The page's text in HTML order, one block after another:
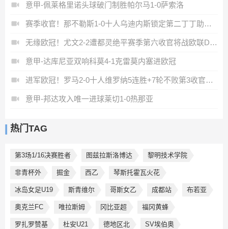
意甲-佩莱格里诺头球破门制胜帕尔马1-0萨索洛
赛季收官！那不勒斯1-0十人乌迪内斯锁定第二丁丁助攻霍伊伦制胜
无缘欧冠！尤文2-2遭都灵绝平赛季第六收官将战欧联DV9双响
意甲-达库尼亚双响科莫4-1克雷莫内塞进欧冠
进军欧冠！罗马2-0十人维罗纳5连胜+7轮不败第3收官迪巴拉2助攻
意甲-邦达攻入唯一进球莱切1-0热那亚
热门TAG
第3场1/16决赛胜者 图兹拉斯洛博达 黎明技术学院
非青杯外 掘金 西乙 琴斯托霍瓦火花
冰岛女足U19 斯青维尔 哥斯女乙 成都站 布若亚
奥克兰FC 唯拉斯姆 冈比亚超 福冈黄蜂
罗扎罗赞基 杜安U21 德地区北 SV埃伯奥